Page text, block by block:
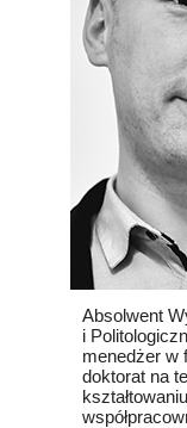
Absolwent
i
menedżer w
doktorat na